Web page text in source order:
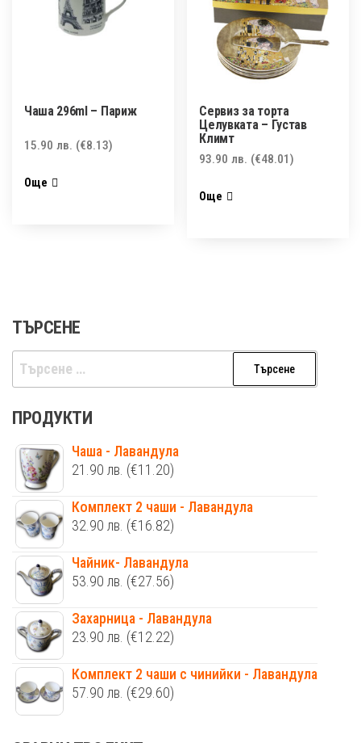
Чаша 296ml – Париж
15.90 лв. (€8.13)
Още
Сервиз за торта
Целувката – Густав
Климт
93.90лв. (€48.01)
Още
ТЪРСЕНЕ
Търсене
за:
ПРОДУКТИ
Чаша - Лавандула
21.90 лв. (€11.20)
Комплект 2 чаши - Лавандула
32.90 лв. (€16.82)
Чайник- Лавандула
53.90 лв. (€27.56)
Захарница - Лавандула
23.90 лв. (€12.22)
Комплект 2 чаши с чинийки - Лавандула
57.90 лв. (€29.60)